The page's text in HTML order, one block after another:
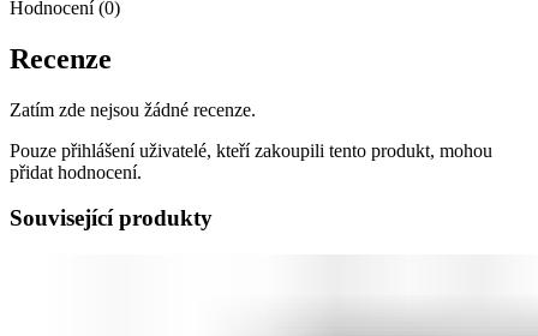
Hodnocení (0)
Recenze
Zatím zde nejsou žádné recenze.
Pouze přihlášení uživatelé, kteří zakoupili tento produkt, mohou
přidat hodnocení.
Související produkty